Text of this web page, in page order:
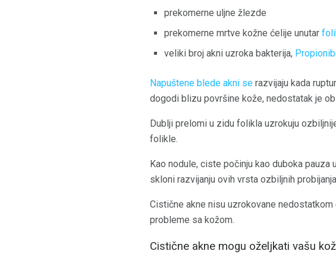
prekomerne uljne žlezde
prekomerne mrtve kožne ćelije unutar
veliki broj akni uzroka bakterija,
Napuštene blede akni se razvijaju kada
dogodi blizu površine kože, nedostatak je
Dublji prelomi u zidu folikla uzrokuju
folikle.
Kao nodule, ciste počinju kao duboka
skloni razvijanju ovih vrsta ozbiljnih
Cistične akne nisu uzrokovane
probleme sa kožom.
Cistične akne mogu oželjkati vašu